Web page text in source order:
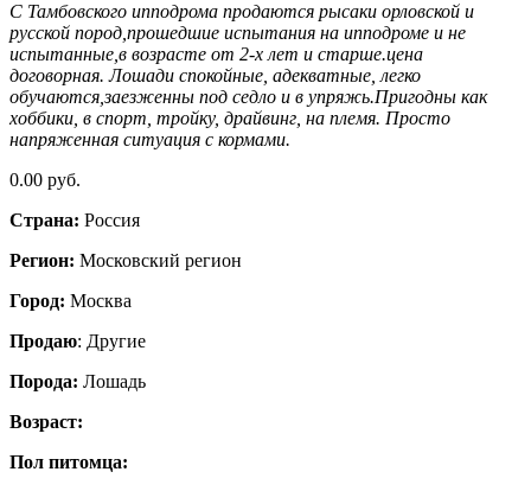
С Тамбовского ипподрома продаются рысаки орловской и
русской пород,прошедшие испытания на ипподроме и не
испытанные,в возрасте от 2-х лет и старше.цена
договорная. Лошади спокойные, адекватные, легко
обучаются,заезженны под седло и в упряжь.Пригодны как
хоббики, в спорт, тройку, драйвинг, на племя. Просто
напряженная ситуация с кормами.
0.00 руб.
Страна: Россия
Регион: Московский регион
Город: Москва
Продаю: Другие
Порода: Лошадь
Возраст:
Пол питомца: